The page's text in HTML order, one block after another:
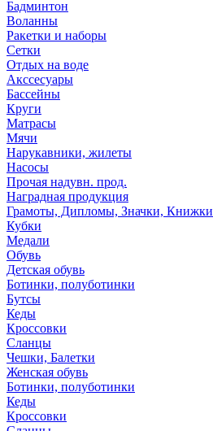
Бадминтон
Воланны
Ракетки и наборы
Сетки
Отдых на воде
Акссесуары
Бассейны
Круги
Матрасы
Мячи
Нарукавники, жилеты
Насосы
Прочая надувн. прод.
Наградная продукция
Грамоты, Дипломы, Значки, Книжки
Кубки
Медали
Обувь
Детская обувь
Ботинки, полуботинки
Бутсы
Кеды
Кроссовки
Сланцы
Чешки, Балетки
Женская обувь
Ботинки, полуботинки
Кеды
Кроссовки